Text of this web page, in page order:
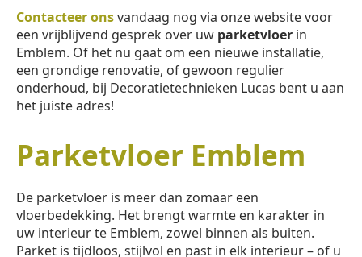
Contacteer onsvandaag nog via onze website voor
een vrijblijvend gesprek over uw parketvloer in
Emblem. Of het nu gaat om een nieuwe installatie,
een grondige renovatie, of gewoon regulier
onderhoud, bij Decoratietechnieken Lucas bent u aan
het juiste adres!
Parketvloer Emblem
De parketvloer is meer dan zomaar een
vloerbedekking. Het brengt warmte en karakter in
uw interieur te Emblem, zowel binnen als buiten.
Parket is tijdloos, stijlvol en past in elk interieur – of u